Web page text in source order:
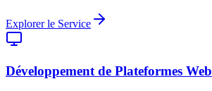
Explorer le Service
Développement de Plateformes Web